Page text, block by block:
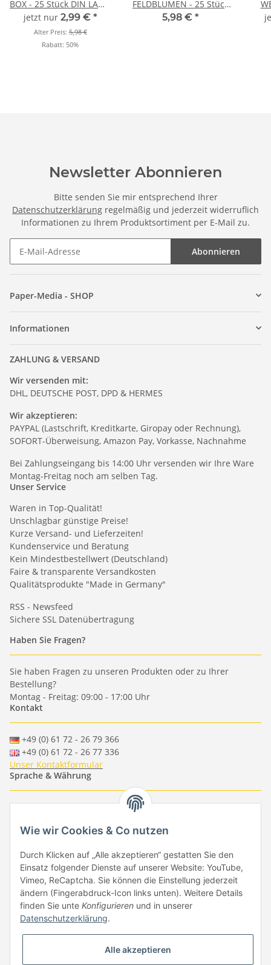
BOX - 25 Stück DIN LANG
(ohne Fenster)
jetzt nur 2,99 € *
Alter Preis:5,98 €
Rabatt: 50%
FELDBLUMEN - 25 Stück
DIN LANG (ohne Fenster)
5,98 € *
Newsletter Abonnieren
Bitte senden Sie mir entsprechend Ihrer
Datenschutzerklärung regelmäßig und jederzeit widerruflich
Informationen zu Ihrem Produktsortiment per E-Mail zu.
Abonnieren
Paper-Media - SHOP
Informationen
ZAHLUNG & VERSAND
Wir versenden mit:
DHL, DEUTSCHE POST, DPD & HERMES
Wir akzeptieren:
PAYPAL (Lastschrift, Kreditkarte, Giropay oder Rechnung),
SOFORT-Überweisung, Amazon Pay, Vorkasse, Nachnahme
Bei Zahlungseingang bis 14:00 Uhr versenden wir Ihre Ware
Montag-Freitag noch am selben Tag.
Unser Service
Waren in Top-Qualität!
Unschlagbar günstige Preise!
Kurze Versand- und Lieferzeiten!
Kundenservice und Beratung
Kein Mindestbestellwert (Deutschland)
Faire & transparente Versandkosten
Qualitätsprodukte "Made in Germany"
RSS - Newsfeed
Sichere SSL Datenübertragung
Haben Sie Fragen?
Sie haben Fragen zu unseren Produkten oder zu Ihrer
Bestellung?
Montag - Freitag: 09:00 - 17:00 Uhr
Kontakt
+49 (0) 61 72 - 26 79 366
+49 (0) 61 72 - 26 77 336
Unser Kontaktformular
Sprache & Währung
- - -
-
EUR-GBP-USD-CHF
Händlerbund
Vertrag widerrufen
Wie wir Cookies & Co nutzen
Durch Klicken auf „Alle akzeptieren“ gestatten Sie den
Einsatz folgender Dienste auf unserer Website: YouTube,
Vimeo, ReCaptcha. Sie können die Einstellung jederzeit
ändern (Fingerabdruck-Icon links unten). Weitere Details
finden Sie unte Konfigurieren und in unserer
Datenschutzerklärung.
Alle akzeptieren